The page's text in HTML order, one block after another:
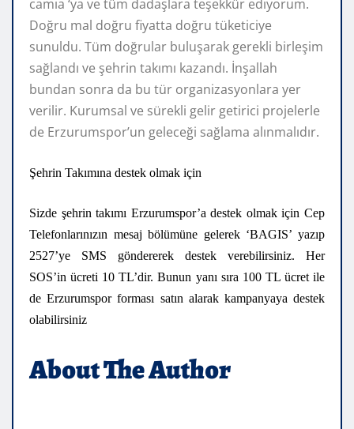
camia ‘ya ve tüm dadaşlara teşekkür ediyorum.
Doğru mal doğru fiyatta doğru tüketiciye
sunuldu. Tüm doğrular buluşarak gerekli birleşim
sağlandı ve şehrin takımı kazandı. İnşallah
bundan sonra da bu tür organizasyonlara yer
verilir. Kurumsal ve sürekli gelir getirici projelerle
de Erzurumspor’un geleceği sağlama alınmalıdır.
Şehrin Takımına destek olmak için
Sizde şehrin takımı Erzurumspor’a destek olmak için Cep
Telefonlarınızın mesaj bölümüne gelerek ‘BAGIS’ yazıp
2527’ye SMS göndererek destek verebilirsiniz. Her
SOS’in ücreti 10 TL’dir. Bunun yanı sıra 100 TL ücret ile
de Erzurumspor forması satın alarak kampanyaya destek
olabilirsiniz
About The Author